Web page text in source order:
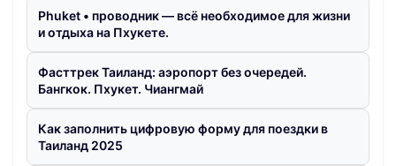
Phuket • проводник — всё необходимое для жизни
и отдыха на Пхукете.
Фасттрек Таиланд: аэропорт без очередей.
Бангкок. Пхукет. Чиангмай
Как заполнить цифровую форму для поездки в
Таиланд 2025